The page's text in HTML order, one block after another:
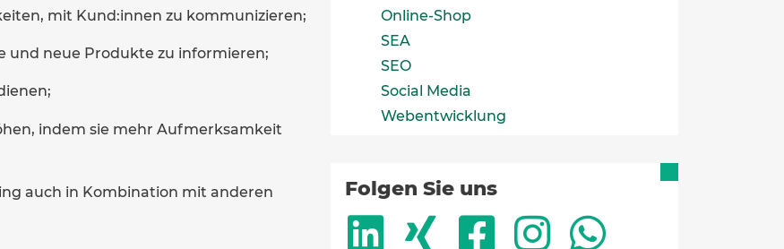
mit Kund:innen zu kommunizieren;
und neue Produkte zu informieren;
indem sie mehr Aufmerksamkeit
auch in Kombination mit anderen
Online-Shop
SEA
SEO
Social Media
Webentwicklung
Folgen Sie uns